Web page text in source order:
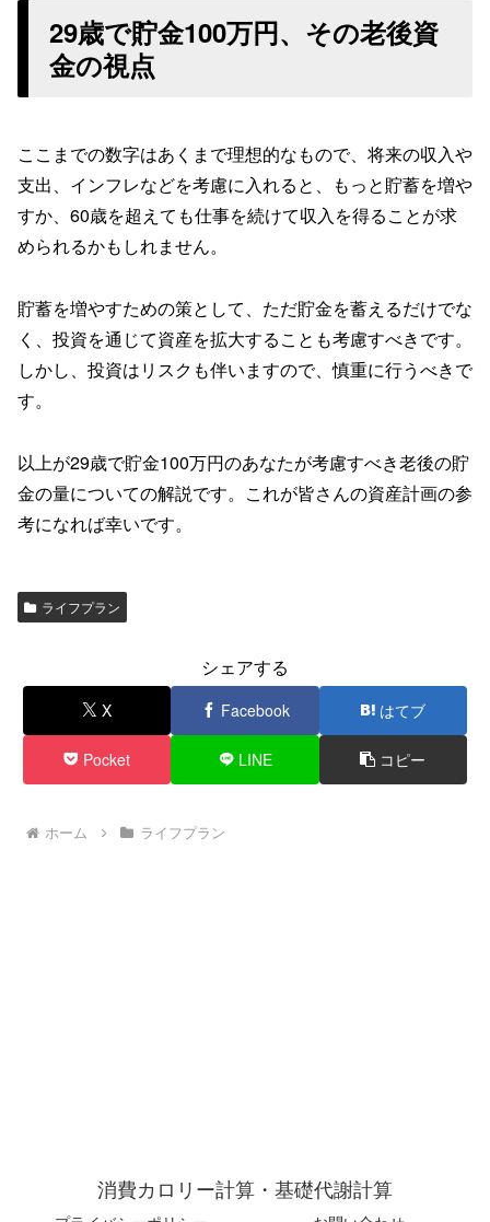
29歳で貯金100万円、その老後資
金の視点
ここまでの数字はあくまで理想的なもので、将来の収入や
支出、インフレなどを考慮に入れると、もっと貯蓄を増や
すか、60歳を超えても仕事を続けて収入を得ることが求
められるかもしれません。
貯蓄を増やすための策として、ただ貯金を蓄えるだけでな
く、投資を通じて資産を拡大することも考慮すべきです。
しかし、投資はリスクも伴いますので、慎重に行うべきで
す。
以上が29歳で貯金100万円のあなたが考慮すべき老後の貯
金の量についての解説です。これが皆さんの資産計画の参
考になれば幸いです。
ライフプラン
シェアする
X Facebook はてブ
Pocket LINE コピー
ホーム ライフプラン
消費カロリー計算・基礎代謝計算